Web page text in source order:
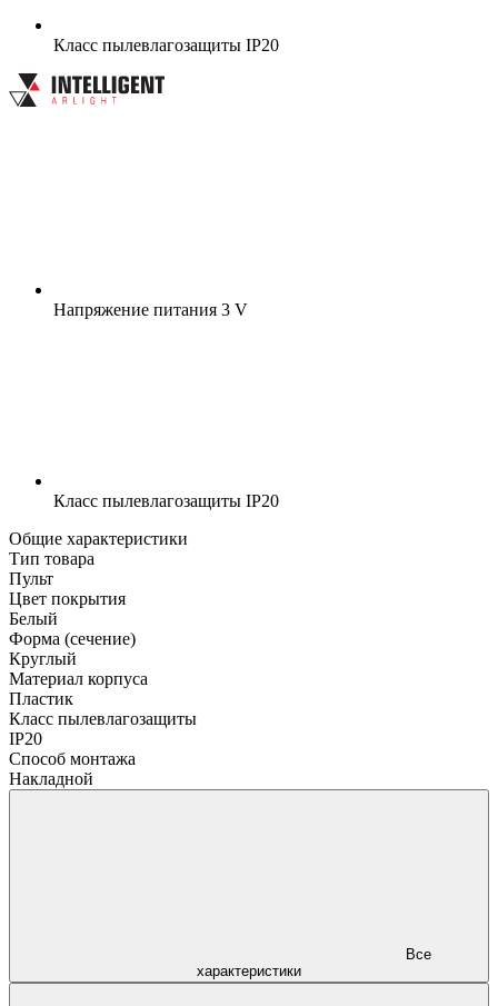
Класс пылевлагозащиты IP20
Напряжение питания 3 V
Класс пылевлагозащиты IP20
Общие характеристики
Тип товара
Пульт
Цвет покрытия
Белый
Форма (сечение)
Круглый
Материал корпуса
Пластик
Класс пылевлагозащиты
IP20
Способ монтажа
Накладной
характеристики